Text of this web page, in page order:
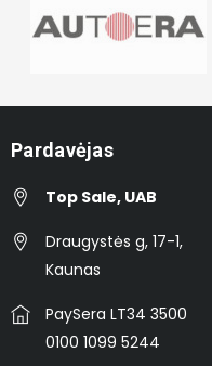
Pardavėjas
Top Sale, UAB
Draugystės g, 17-1,
Kaunas
PaySera LT34 3500
0100 1099 5244